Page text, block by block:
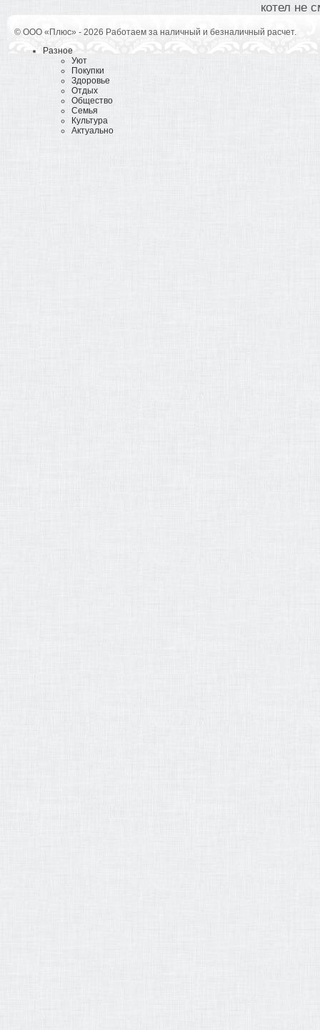
котел не
© ООО «Плюс» - 2026 Работаем за наличный и безналичный расчет.
Разное
Уют
Покупки
Здоровье
Отдых
Общество
Семья
Культура
Актуально